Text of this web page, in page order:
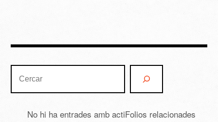
No hi ha entrades amb actiFolios relacionades